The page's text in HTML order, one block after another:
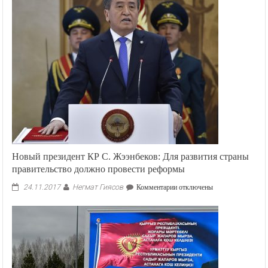
Новый президент КР С. Жээнбеков: Для развития страны
правительство должно провести реформы
24.11.2017 Негмат Гиясов Комментариик
Новый
президент
КР
С.
Жээнбеков:
Для
отключены